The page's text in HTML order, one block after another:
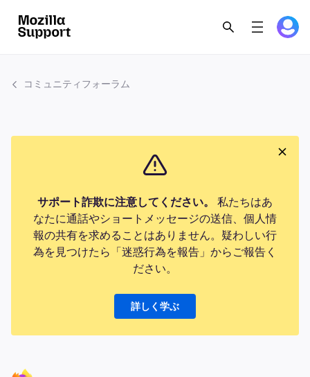
コミュニティフォーラム
サポート詐欺に注意してください。
私たちはあ
なたに通話やショートメッセージの送信、個人情
報の共有を求めることはありません。疑わしい行
為を見つけたら「迷惑行為を報告」からご報告く
ださい。
詳しく学ぶ